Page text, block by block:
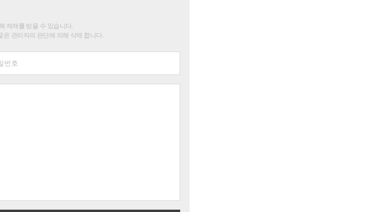
제재를 받을 수 있습니다.
관리자의 판단에 의해 삭제 합니다.